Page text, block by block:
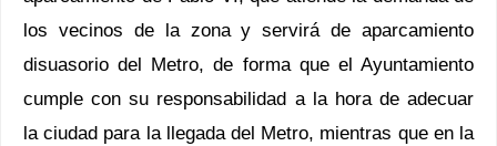
los vecinos de la zona y servirá de aparcamiento
disuasorio del Metro, de forma que el Ayuntamiento
cumple con su responsabilidad a la hora de adecuar
la ciudad para la llegada del Metro, mientras que en la